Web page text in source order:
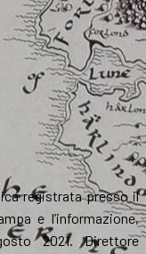
registrata presso il
e l’informazione,
2021. Direttore